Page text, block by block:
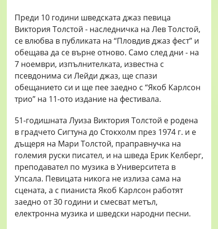
Преди 10 години шведската джаз певица
Виктория Толстой - наследничка на Лев Толстой,
се влюбва в публиката на “Пловдив джаз фест” и
обещава да се върне отново. Само след дни - на
7 ноември, изпълнителката, известна с
псевдонима си Лейди джаз, ще спази
обещанието си и ще пее заедно с “Якоб Карлсон
трио” на 11-ото издание на фестивала.
51-годишната Луиза Виктория Толстой е родена
в градчето Сигтуна до Стокхолм през 1974 г. и е
дъщеря на Мари Толстой, праправнучка на
големия руски писател, и на шведа Ерик Келберг,
преподавател по музика в Университета в
Упсала. Певицата никога не излиза сама на
сцената, а с пианиста Якоб Карлсон работят
заедно от 30 години и смесват метъл,
електронна музика и шведски народни песни.